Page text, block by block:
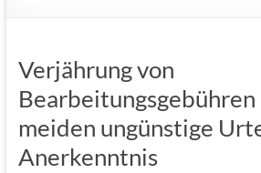
Verjährung von
Bearbeitungsgebühren
meiden ungünstige
Anerkenntnis